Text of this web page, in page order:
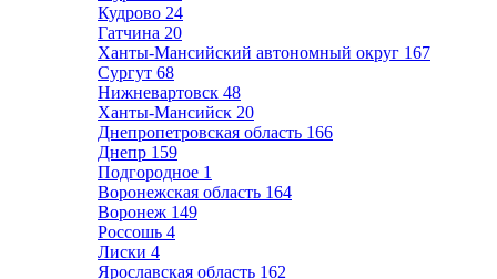
Кудрово 24
Гатчина 20
Ханты-Мансийский автономный округ 167
Сургут 68
Нижневартовск 48
Ханты-Мансийск 20
Днепропетровская область 166
Днепр 159
Подгородное 1
Воронежская область 164
Воронеж 149
Россошь 4
Лиски 4
Ярославская область 162